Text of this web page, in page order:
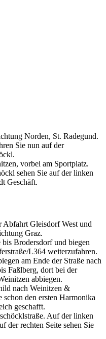
Norden, St. Radegund.
Sie nun auf der
vorbei am Sportplatz.
sehen Sie auf der linken
Geschäft.
Abfahrt Gleisdorf West und
Graz.
bis Brodersdorf und biegen
L364 weiterzufahren.
am Ende der Straße nach
Faßlberg, dort bei der
abbiegen.
nach Weinitzen &
den ersten Harmonika
geschafft.
Auf der linken
der rechten Seite sehen Sie